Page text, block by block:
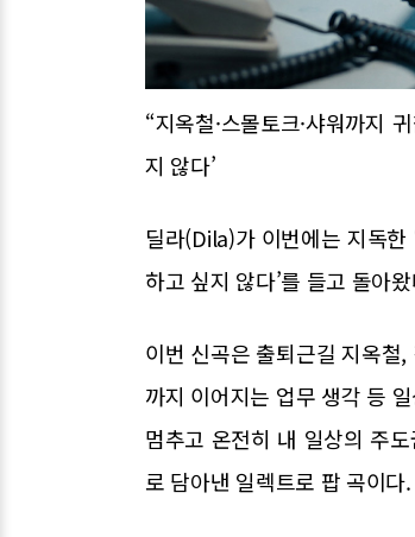
“지옥철·스몰토크·샤워까지
지 않다’
딜라(Dila)가 이번에는 지독한
하고 싶지 않다’를 들고 돌아
이번 신곡은 출퇴근길 지옥철
까지 이어지는 업무 생각 등
멈추고 온전히 내 일상의 주
로 담아낸 일렉트로 팝 곡이다.